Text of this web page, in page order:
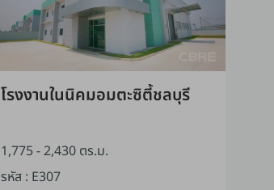
โรงงานในนิคมอมตะซิตี้ชลบุรี
1,775 - 2,430 ตร.ม.
รหัส : E307